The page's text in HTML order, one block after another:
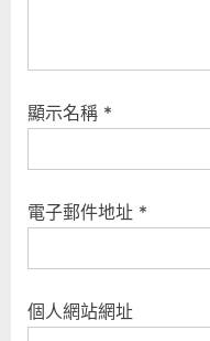
顯示名稱 *
電子郵件地址 *
個人網站網址